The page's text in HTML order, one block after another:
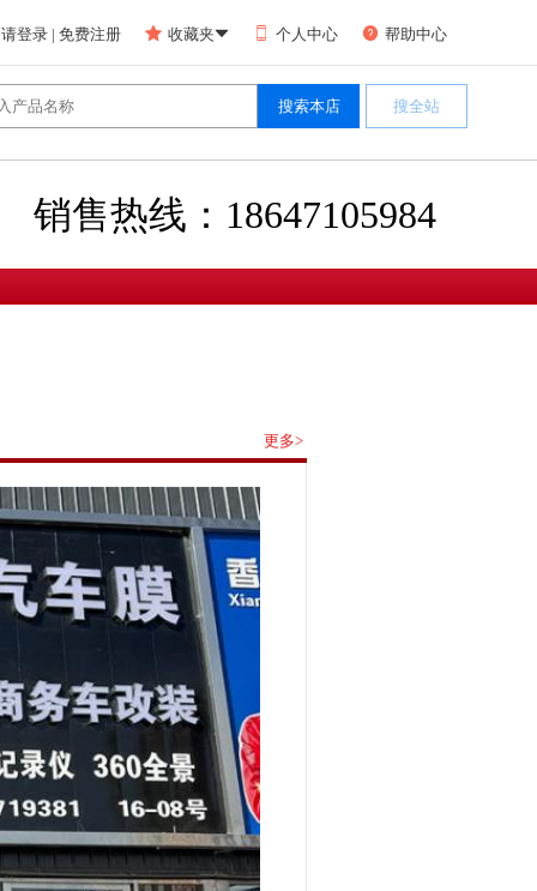
 帮助中心
 个人中心
 收藏夹
请登录 | 免费注册
销售热线：18647105984
更多>